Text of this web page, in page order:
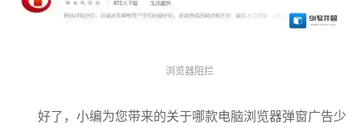
浏览器阻拦
好了，小编为您带来的关于哪款电脑浏览器弹窗广告少